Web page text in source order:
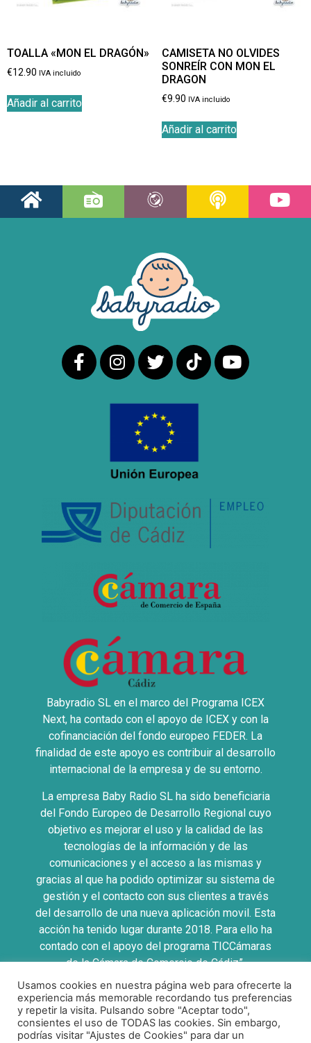
TOALLA «MON EL DRAGÓN»
€12.90 IVA incluido
Añadir al carrito
CAMISETA NO OLVIDES
SONREÍR CON MON EL
DRAGON
€9.90 IVA incluido
Añadir al carrito
Babyradio SL en el marco del Programa ICEX
Next, ha contado con el apoyo de ICEX y con la
cofinanciación del fondo europeo FEDER. La
finalidad de este apoyo es contribuir al desarrollo
internacional de la empresa y de su entorno.
La empresa Baby Radio SL ha sido beneficiaria
del Fondo Europeo de Desarrollo Regional cuyo
objetivo es mejorar el uso y la calidad de las
tecnologías de la información y de las
comunicaciones y el acceso a las mismas y
gracias al que ha podido optimizar su sistema de
gestión y el contacto con sus clientes a través
del desarrollo de una nueva aplicación movil. Esta
acción ha tenido lugar durante 2018. Para ello ha
contado con el apoyo del programa TICCámaras
de la Cámara de Comercio de Cádiz”.
UNA MANERA DE HACER EUROPA
Usamos cookies en nuestra página web para ofrecerte la
experiencia más memorable recordando tus preferencias
y repetir la visita. Pulsando sobre "Aceptar todo",
consientes el uso de TODAS las cookies. Sin embargo,
podrías visitar "Ajustes de Cookies" para dar un